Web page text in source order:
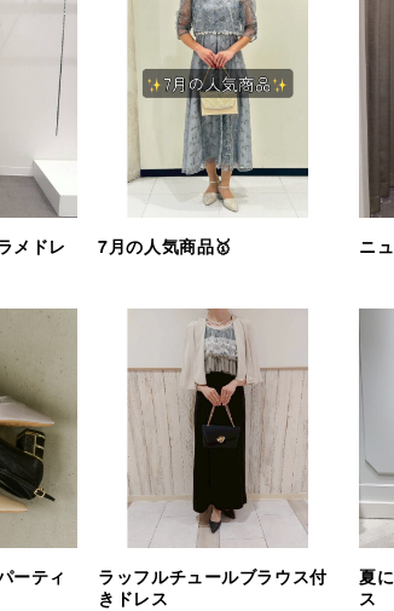
メドレ
7月の人気商品🥇 ニ
ーティ
ラッフルチュールブラウス付
きドレス
夏
ス